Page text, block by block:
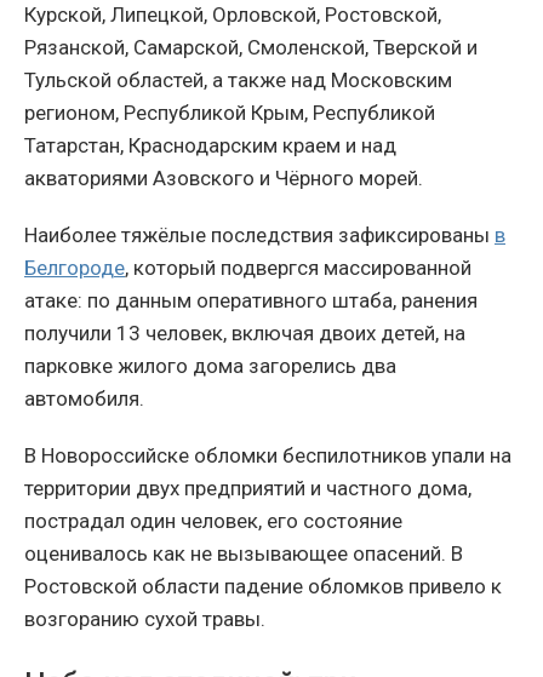
Курской, Липецкой, Орловской, Ростовской,
Рязанской, Самарской, Смоленской, Тверской и
Тульской областей, а также над Московским
регионом, Республикой Крым, Республикой
Татарстан, Краснодарским краем и над
акваториями Азовского и Чёрного морей.
Наиболее тяжёлые последствия зафиксированы в
Белгороде, который подвергся массированной
атаке: по данным оперативного штаба, ранения
получили 13 человек, включая двоих детей, на
парковке жилого дома загорелись два
автомобиля.
В Новороссийске обломки беспилотников упали на
территории двух предприятий и частного дома,
пострадал один человек, его состояние
оценивалось как не вызывающее опасений. В
Ростовской области падение обломков привело к
возгоранию сухой травы.